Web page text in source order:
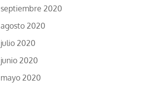
septiembre 2020
agosto 2020
julio 2020
junio 2020
mayo 2020